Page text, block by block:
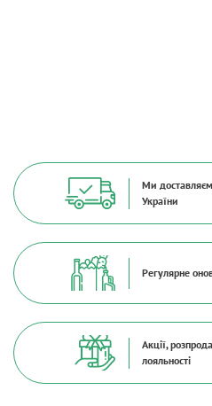
Ми
України
Регулярне
Акції,
лояльності